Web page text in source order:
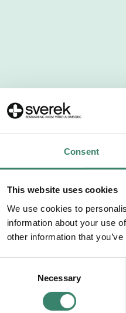
Consent
This website uses cookies
We use cookies to
information about your use
other information that
Necessary
jobbet tagits bort
så